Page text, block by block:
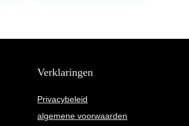
Verklaringen
Privacybeleid
algemene voorwaarden